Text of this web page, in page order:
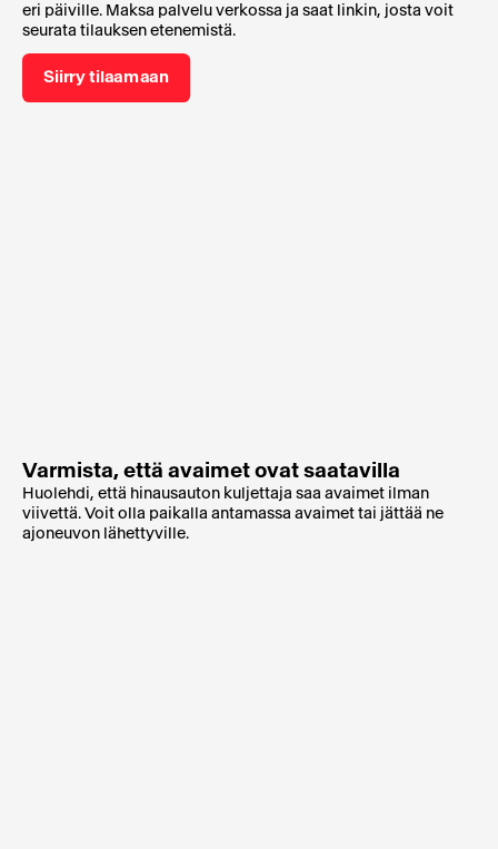
eri päiville. Maksa palvelu verkossa ja saat linkin, josta voit
seurata tilauksen etenemistä.
Siirry tilaamaan
Varmista, että avaimet ovat saatavilla
Huolehdi, että hinausauton kuljettaja saa avaimet ilman
viivettä. Voit olla paikalla antamassa avaimet tai jättää ne
ajoneuvon lähettyville.